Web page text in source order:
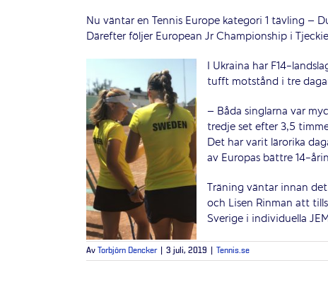
Nu väntar en Tennis Europe kategori 1 tävling –
Därefter följer European Jr Championship i
I Ukraina har F14-
tufft motstånd i tre
– Båda singlarna var
tredje set efter 3,5
Det har varit lärorika
av Europas bättre 14-
Träning väntar innan
och Lisen Rinman att
Sverige i individuella
Av Torbjörn Dencker 3 juli, 2019 Tennis.se